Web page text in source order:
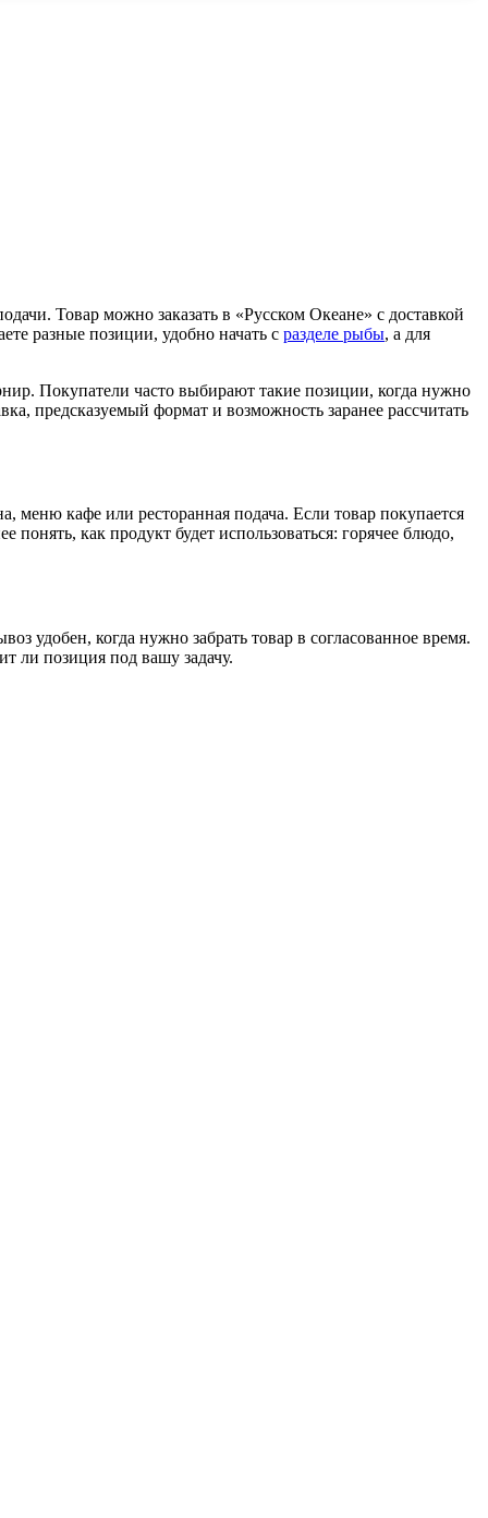
Товар можно заказать в «Русском Океане» с доставкой
разные позиции, удобно начать с разделе рыбы, а для
Покупатели часто выбирают такие позиции, когда нужно
предсказуемый формат и возможность заранее рассчитать
меню кафе или ресторанная подача. Если товар покупается
как продукт будет использоваться: горячее блюдо,
удобен, когда нужно забрать товар в согласованное время.
ли позиция под вашу задачу.